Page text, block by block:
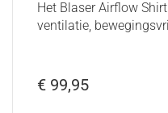
Het Blaser Airflow
ventilatie,
€ 99,95